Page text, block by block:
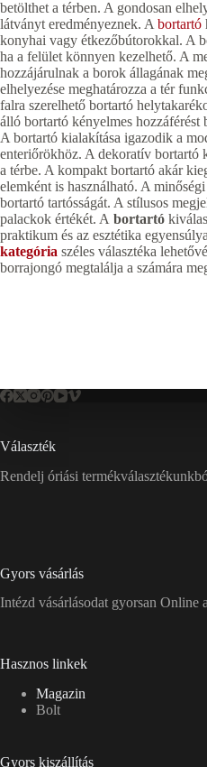
betölthet a térben. A gondosan
látványt eredményeznek. Abortartó
konyhai vagy étkezőbútorokkal. A
ha a felület könnyen kezelhető. A
hozzájárulnak a borok állagának
elhelyezése meghatározza a tér
falra szerelhető bortartó
álló bortartó kényelmes hozzáférést
A bortartó kialakítása igazodik a
enteriőrökhöz. A dekoratív bortartó
a térbe. A kompakt bortartó akár
elemként is használható. A
bortartó tartósságát. A stílusos
palackok értékét. A bortartó
praktikum és az esztétika
kategória széles választéka
borrajongó megtalálja a számára
Választék
Rendelj óriási
Gyors vásárlás
Intézd vásárlásodat gyorsan Online
Hasznos linkek
Magazin
Bolt
Gyors kiszállítás